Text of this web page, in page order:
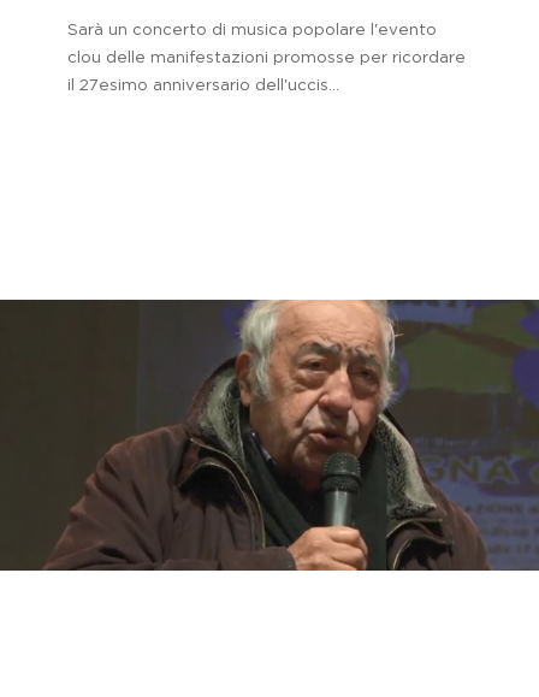
Sarà un concerto di musica popolare l'evento
clou delle manifestazioni promosse per ricordare
il 27esimo anniversario dell'uccis...